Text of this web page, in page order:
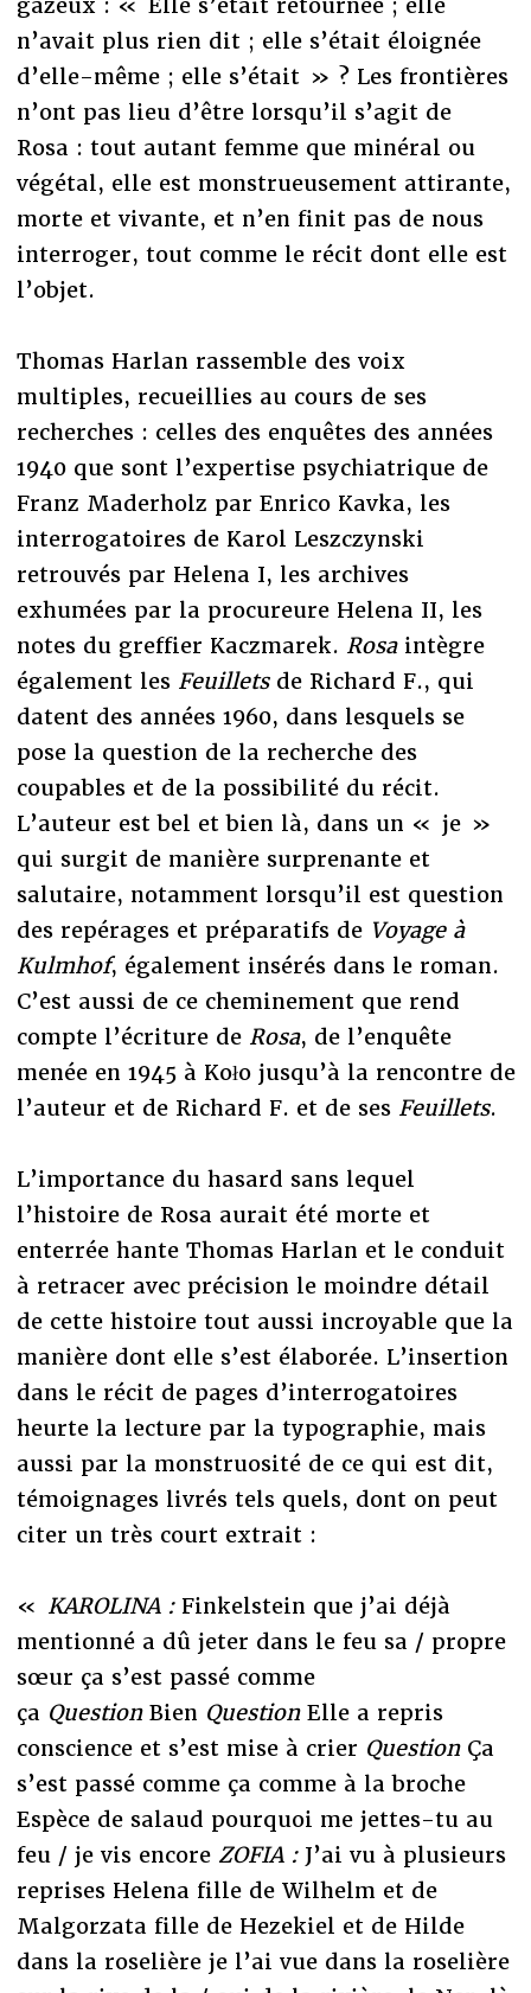
n’avait plus rien dit ; elle s’était éloignée
d’elle-même ; elle s’était » ? Les frontières
n’ont pas lieu d’être lorsqu’il s’agit de
Rosa : tout autant femme que minéral ou
végétal, elle est monstrueusement attirante,
morte et vivante, et n’en finit pas de nous
interroger, tout comme le récit dont elle est
l’objet.
Thomas Harlan rassemble des voix
multiples, recueillies au cours de ses
recherches : celles des enquêtes des années
1940 que sont l’expertise psychiatrique de
Franz Maderholz par Enrico Kavka, les
interrogatoires de Karol Leszczynski
retrouvés par Helena I, les archives
exhumées par la procureure Helena II, les
notes du greffier Kaczmarek. Rosa intègre
également les Feuillets de Richard F., qui
datent des années 1960, dans lesquels se
pose la question de la recherche des
coupables et de la possibilité du récit.
L’auteur est bel et bien là, dans un « je »
qui surgit de manière surprenante et
salutaire, notamment lorsqu’il est question
des repérages et préparatifs de Voyage à
Kulmhof, également insérés dans le roman.
C’est aussi de ce cheminement que rend
compte l’écriture de Rosa, de l’enquête
menée en 1945 à Koło jusqu’à la rencontre de
l’auteur et de Richard F. et de ses Feuillets.
L’importance du hasard sans lequel
l’histoire de Rosa aurait été morte et
enterrée hante Thomas Harlan et le conduit
à retracer avec précision le moindre détail
de cette histoire tout aussi incroyable que la
manière dont elle s’est élaborée. L’insertion
dans le récit de pages d’interrogatoires
heurte la lecture par la typographie, mais
aussi par la monstruosité de ce qui est dit,
témoignages livrés tels quels, dont on peut
citer un très court extrait :
« KAROLINA :Finkelstein que j’ai déjà
mentionné a dû jeter dans le feu sa / propre
sœur ça s’est passé comme
ça Question Bien Question Elle a repris
conscience et s’est mise à crier Question Ça
s’est passé comme ça comme à la broche
Espèce de salaud pourquoi me jettes-tu au
feu / je vis encore ZOFIA :J’ai vu à plusieurs
reprises Helena fille de Wilhelm et de
Malgorzata fille de Hezekiel et de Hilde
dans la roselière je l’ai vue dans la roselière